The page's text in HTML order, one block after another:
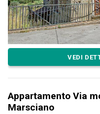
VEDI
Appartamento Via
Marsciano